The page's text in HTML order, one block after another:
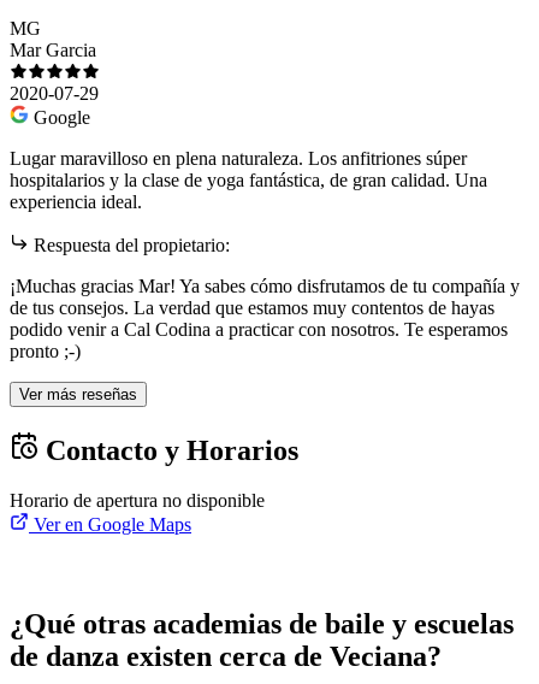
MG
Mar Garcia
2020-07-29
Google
Lugar maravilloso en plena naturaleza. Los anfitriones súper
hospitalarios y la clase de yoga fantástica, de gran calidad. Una
experiencia ideal.
Respuesta del propietario:
¡Muchas gracias Mar! Ya sabes cómo disfrutamos de tu compañía y
de tus consejos. La verdad que estamos muy contentos de hayas
podido venir a Cal Codina a practicar con nosotros. Te esperamos
pronto ;-)
Ver más reseñas
Contacto y Horarios
Horario de apertura no disponible
Ver en Google Maps
¿Qué otras academias de baile y escuelas
de danza existen cerca de Veciana?